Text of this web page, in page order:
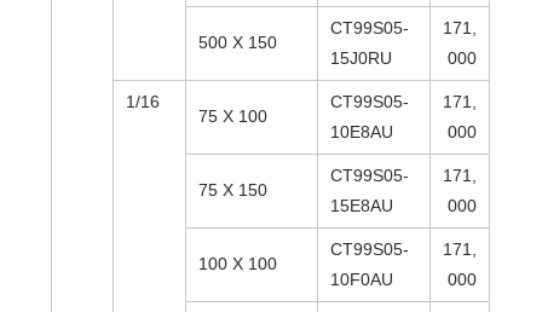
500 X 150
CT99S05-
15J0RU
171,
000
1/16
75 X 100
CT99S05-
10E8AU
171,
000
75 X 150
CT99S05-
15E8AU
171,
000
100 X 100
CT99S05-
10F0AU
171,
000